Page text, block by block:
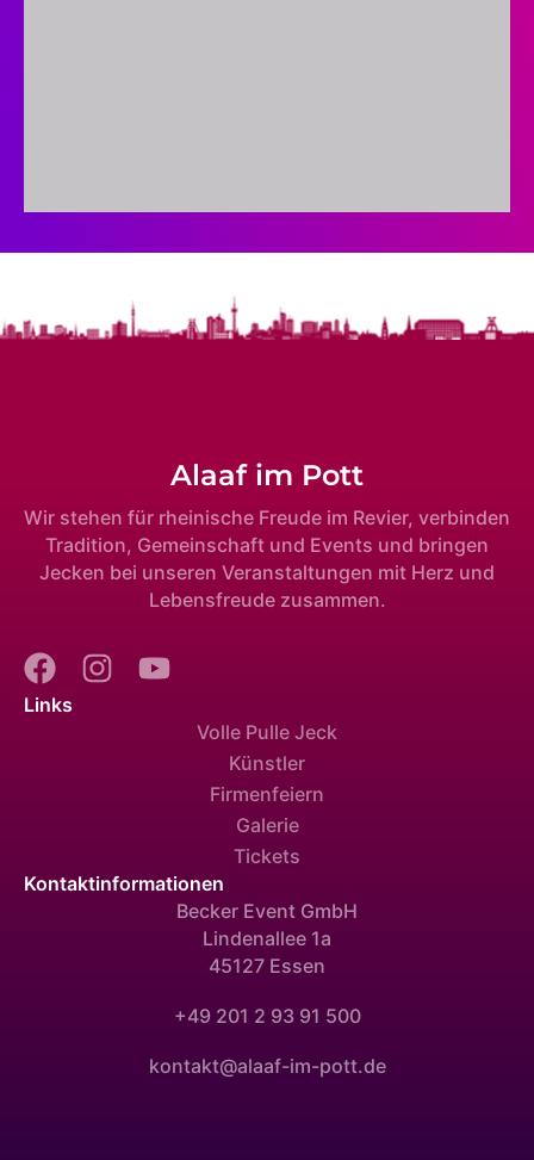
Alaaf im Pott
Wir stehen für rheinische Freude im Revier, verbinden
Tradition, Gemeinschaft und Events und bringen
Jecken bei unseren Veranstaltungen mit Herz und
Lebensfreude zusammen.
Links
Volle Pulle Jeck
Künstler
Firmenfeiern
Galerie
Tickets
Kontaktinformationen
Becker Event GmbH
Lindenallee 1a
45127 Essen
+49 201 2 93 91 500
kontakt@alaaf-im-pott.de